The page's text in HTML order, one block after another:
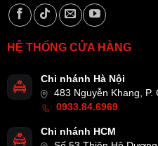
HỆ THỐNG CỬA HÀNG
Chi nhánh Hà Nội
483 Nguyễn Khang, P.
0933.84.6969
Chi nhánh HCM